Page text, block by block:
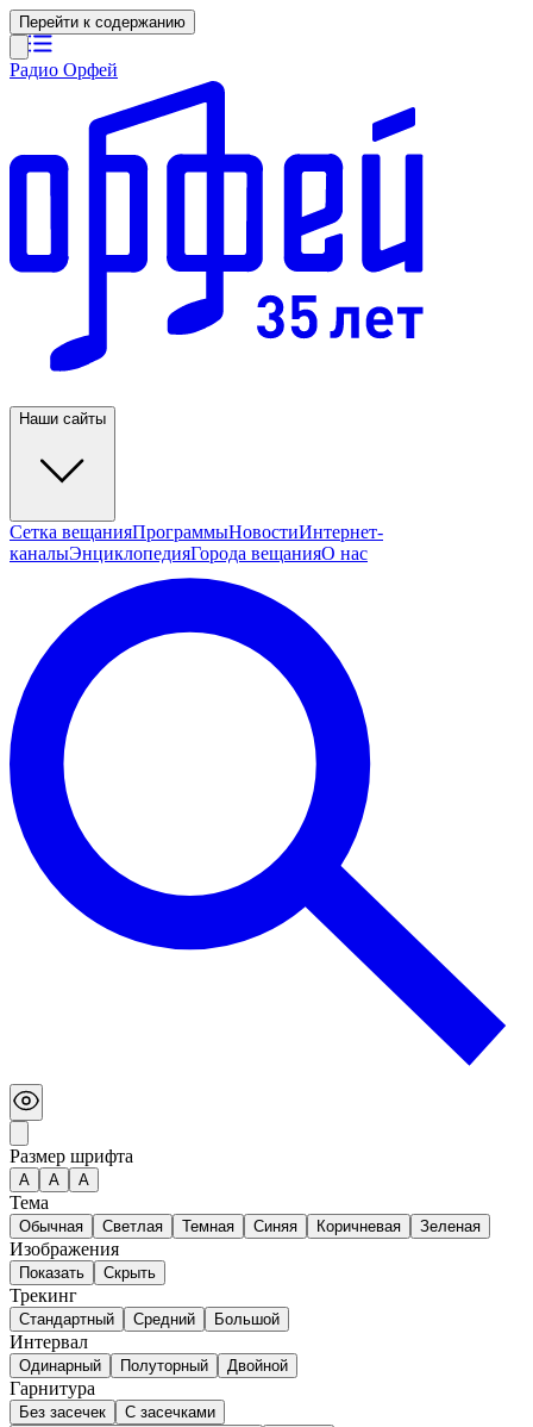
Перейти к содержанию
Радио Орфей
Наши сайты
Сетка вещанияПрограммыНовостиИнтернет-
каналыЭнциклопедияГорода вещанияО нас
Размер шрифта
А A A
Тема
Обычная Светлая Темная Синяя Коричневая Зеленая
Изображения
Показать Скрыть
Трекинг
Стандартный Средний Большой
Интервал
Одинарный Полуторный Двойной
Гарнитура
Без засечек
С засечками